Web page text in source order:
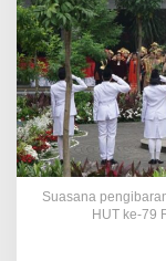
Suasana
HUT ke-79